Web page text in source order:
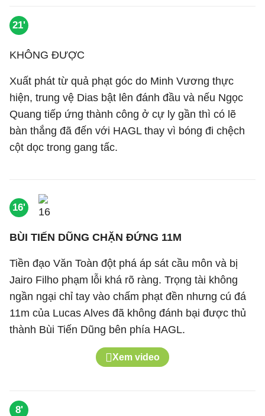
21'
KHÔNG ĐƯỢC
Xuất phát từ quả phạt góc do Minh Vương thực
hiện, trung vệ Dias bật lên đánh đầu và nếu Ngọc
Quang tiếp ứng thành công ở cự ly gần thì có lẽ
bàn thắng đã đến với HAGL thay vì bóng đi chệch
cột dọc trong gang tấc.
16'
BÙI TIẾN DŨNG CHẶN ĐỨNG 11M
Tiền đạo Văn Toàn đột phá áp sát cầu môn và bị
Jairo Filho phạm lỗi khá rõ ràng. Trọng tài không
ngần ngại chỉ tay vào chấm phạt đền nhưng cú đá
11m của Lucas Alves đã không đánh bại được thủ
thành Bùi Tiến Dũng bên phía HAGL.
Xem video
8'